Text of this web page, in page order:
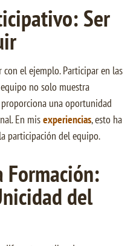
Ser
con el ejemplo. Participar en las
no solo muestra
una oportunidad
En misexperiencias, esto ha
participación del equipo.
Formación:
del